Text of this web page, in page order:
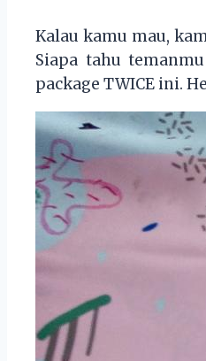
Kalau kamu mau,
Siapa tahu
package TWICE ini.